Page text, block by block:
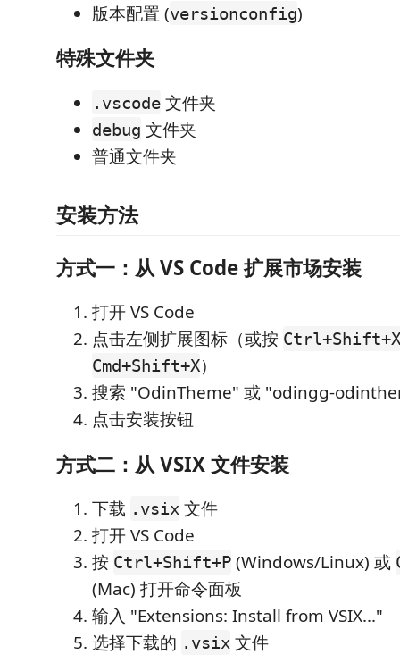
版本配置 (versionconfig)
特殊文件夹
.vscode 文件夹
debug 文件夹
普通文件夹
安装方法
方式一：从 VS Code 扩展市场安装
打开 VS Code
点击左侧扩展图标（或按 Ctrl+Shift+X
Cmd+Shift+X）
搜索 "OdinTheme" 或 "odingg-
点击安装按钮
方式二：从 VSIX 文件安装
下载 .vsix 文件
打开 VS Code
按 Ctrl+Shift+P (Windows/Linux) 或
(Mac) 打开命令面板
输入 "Extensions: Install from VSIX..."
选择下载的 .vsix 文件